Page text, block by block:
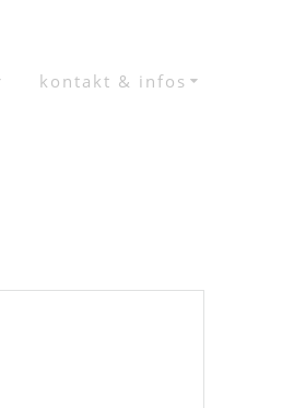
kontakt & infos